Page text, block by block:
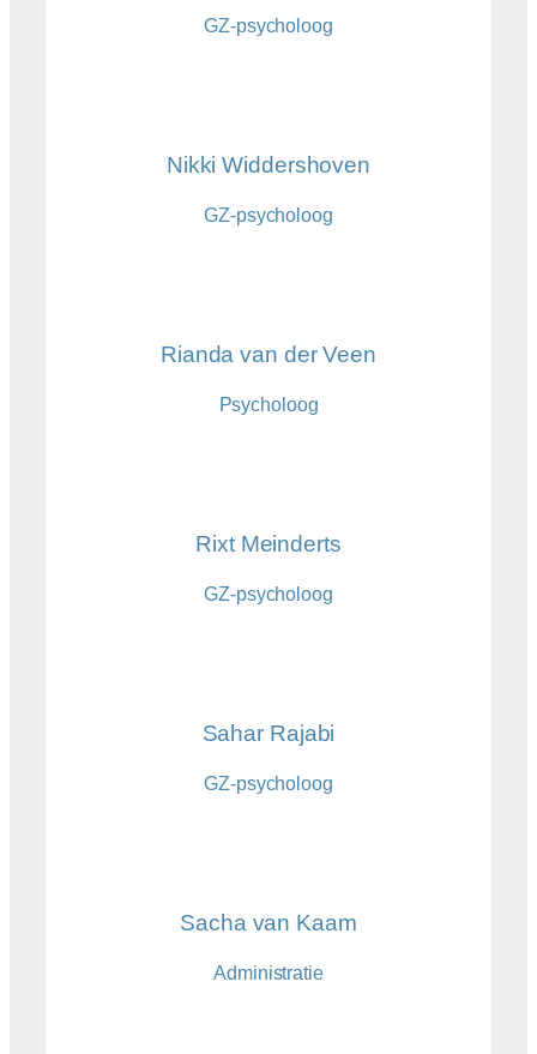
GZ-psycholoog
Nikki Widdershoven
GZ-psycholoog
Rianda van der Veen
Psycholoog
Rixt Meinderts
GZ-psycholoog
Sahar Rajabi
GZ-psycholoog
Sacha van Kaam
Administratie